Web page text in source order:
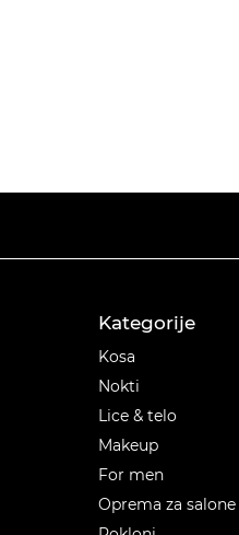
Kategorije
Kosa
Nokti
Lice & telo
Makeup
For men
Oprema za salone